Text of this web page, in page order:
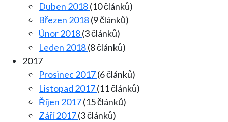
Duben 2018(10 článků)
Březen 2018(9 článků)
Únor 2018(3 článků)
Leden 2018(8 článků)
2017
Prosinec 2017(6 článků)
Listopad 2017(11 článků)
Říjen 2017(15 článků)
Září 2017(3 článků)